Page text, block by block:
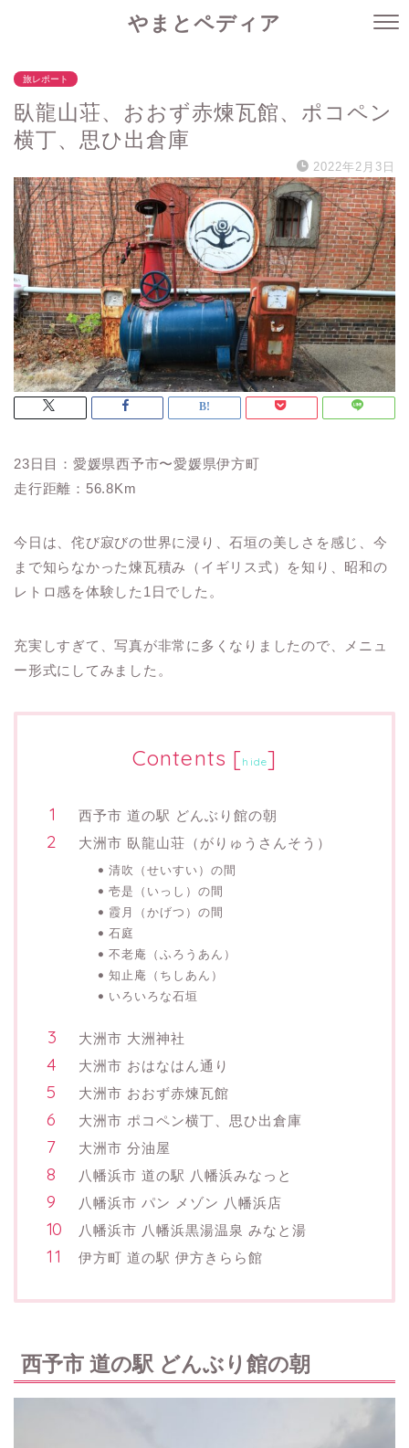
やまとペディア
旅レポート
臥龍山荘、おおず赤煉瓦館、ポコペン
横丁、思ひ出倉庫
2022年2月3日
23日目：愛媛県西予市〜愛媛県伊方町
走行距離：56.8Km
今日は、侘び寂びの世界に浸り、石垣の美しさを感じ、今
まで知らなかった煉瓦積み（イギリス式）を知り、昭和の
レトロ感を体験した1日でした。
充実しすぎて、写真が非常に多くなりましたので、メニュ
ー形式にしてみました。
Contents [hide]
西予市 道の駅 どんぶり館の朝
大洲市 臥龍山荘（がりゅうさんそう）
清吹（せいすい）の間
壱是（いっし）の間
霞月（かげつ）の間
石庭
不老庵（ふろうあん）
知止庵（ちしあん）
いろいろな石垣
大洲市 大洲神社
大洲市 おはなはん通り
大洲市 おおず赤煉瓦館
大洲市 ポコペン横丁、思ひ出倉庫
大洲市 分油屋
八幡浜市 道の駅 八幡浜みなっと
八幡浜市 パン メゾン 八幡浜店
八幡浜市 八幡浜黒湯温泉 みなと湯
伊方町 道の駅 伊方きらら館
西予市 道の駅 どんぶり館の朝